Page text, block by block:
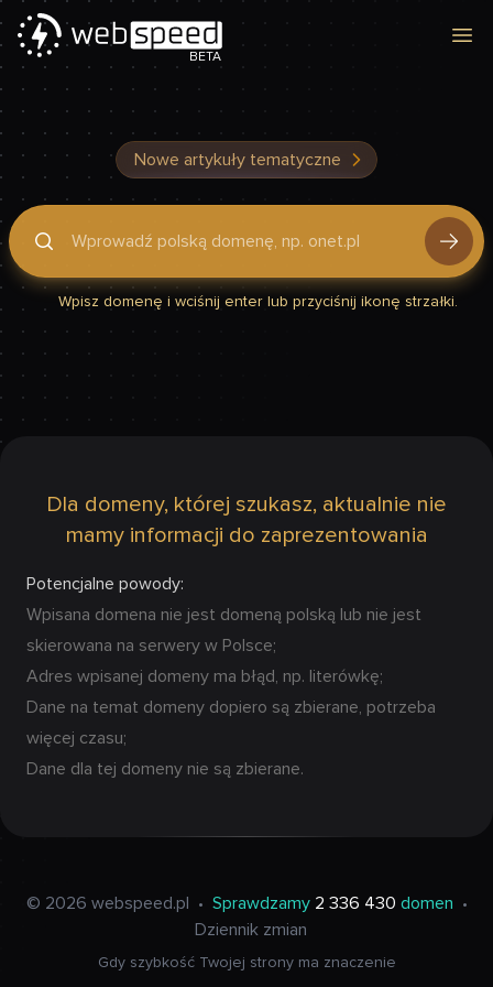
BETA
Nowe artykuły tematyczne
Podaj domenę, by sprawdzić, czy Twoja strona jest szybka
Wpisz domenę i wciśnij enter lub przyciśnij ikonę strzałki.
Dla domeny, której szukasz, aktualnie nie
mamy informacji do zaprezentowania
Potencjalne powody:
Wpisana domena nie jest domeną polską lub nie jest
skierowana na serwery w Polsce;
Adres wpisanej domeny ma błąd, np. literówkę;
Dane na temat domeny dopiero są zbierane, potrzeba
więcej czasu;
Dane dla tej domeny nie są zbierane.
© 2026 webspeed.pl • Sprawdzamy 2 336 430 domen
•
Dziennik zmian
Gdy szybkość Twojej strony ma znaczenie